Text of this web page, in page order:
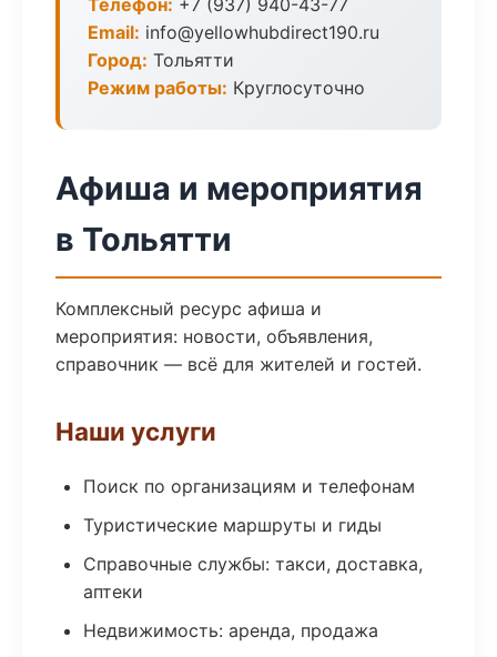
Телефон: +7 (937) 940-43-77
Email: info@yellowhubdirect190.ru
Город: Тольятти
Режим работы: Круглосуточно
Афиша и мероприятия
в Тольятти
Комплексный ресурс афиша и
мероприятия: новости, объявления,
справочник — всё для жителей и гостей.
Наши услуги
Поиск по организациям и телефонам
Туристические маршруты и гиды
Справочные службы: такси, доставка,
аптеки
Недвижимость: аренда, продажа